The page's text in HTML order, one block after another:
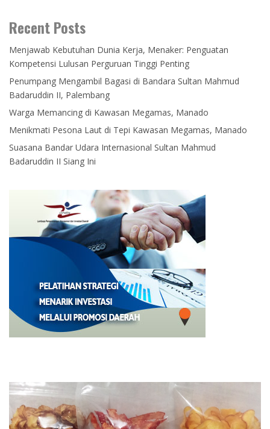
Recent Posts
Menjawab Kebutuhan Dunia Kerja, Menaker: Penguatan
Kompetensi Lulusan Perguruan Tinggi Penting
Penumpang Mengambil Bagasi di Bandara Sultan Mahmud
Badaruddin II, Palembang
Warga Memancing di Kawasan Megamas, Manado
Menikmati Pesona Laut di Tepi Kawasan Megamas, Manado
Suasana Bandar Udara Internasional Sultan Mahmud
Badaruddin II Siang Ini